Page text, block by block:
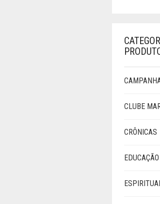
CLUBE
CRÔNICAS
EDUCAÇÃO